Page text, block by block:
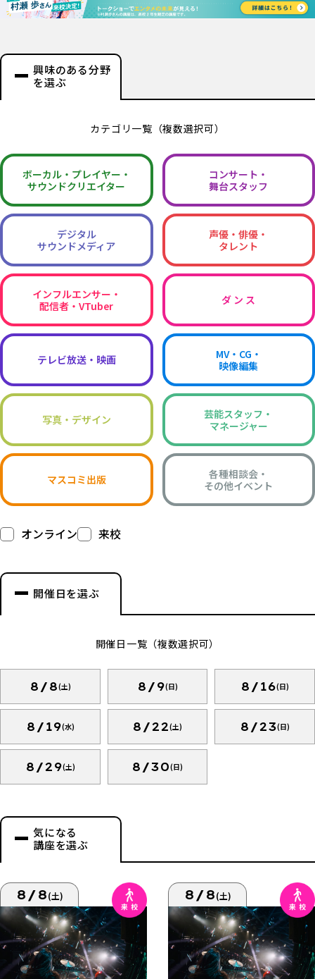
興味のある分野
を選ぶ
カテゴリ一覧（複数選択可）
ボーカル・ プレイヤー・
サウンドクリエイター
コンサート・
舞台スタッフ
デジタル
サウンドメディア
声優・俳優・
タレント
インフルエンサー・
配信者・VTuber
ダ ン ス
テレビ放送・映画
MV・CG・
映像編集
写真・デザイン
芸能スタッフ・
マネージャー
マスコミ出版
各種相談会・
その他イベント
オンライン 来校
開催日を選ぶ
開催日一覧（複数選択可）
8/8(土) 8/9(日) 8/16(日)
8/19(水) 8/22(土) 8/23(日)
8/29(土) 8/30(日)
気になる
講座を選ぶ
8/8(土) 8/8(土)